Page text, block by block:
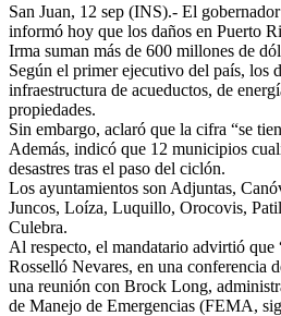
San Juan, 12 sep (INS).- El
informó hoy que los daños en Puerto
Irma suman más de 600 millones de
Según el primer ejecutivo del país, los
infraestructura de acueductos, de
propiedades.
Sin embargo, aclaró que la cifra “se
Además, indicó que 12 municipios
desastres tras el paso del ciclón.
Los ayuntamientos son Adjuntas,
Juncos, Loíza, Luquillo, Orocovis,
Culebra.
Al respecto, el mandatario advirtió que
Rosselló Nevares, en una conferencia
una reunión con Brock Long,
de Manejo de Emergencias (FEMA,